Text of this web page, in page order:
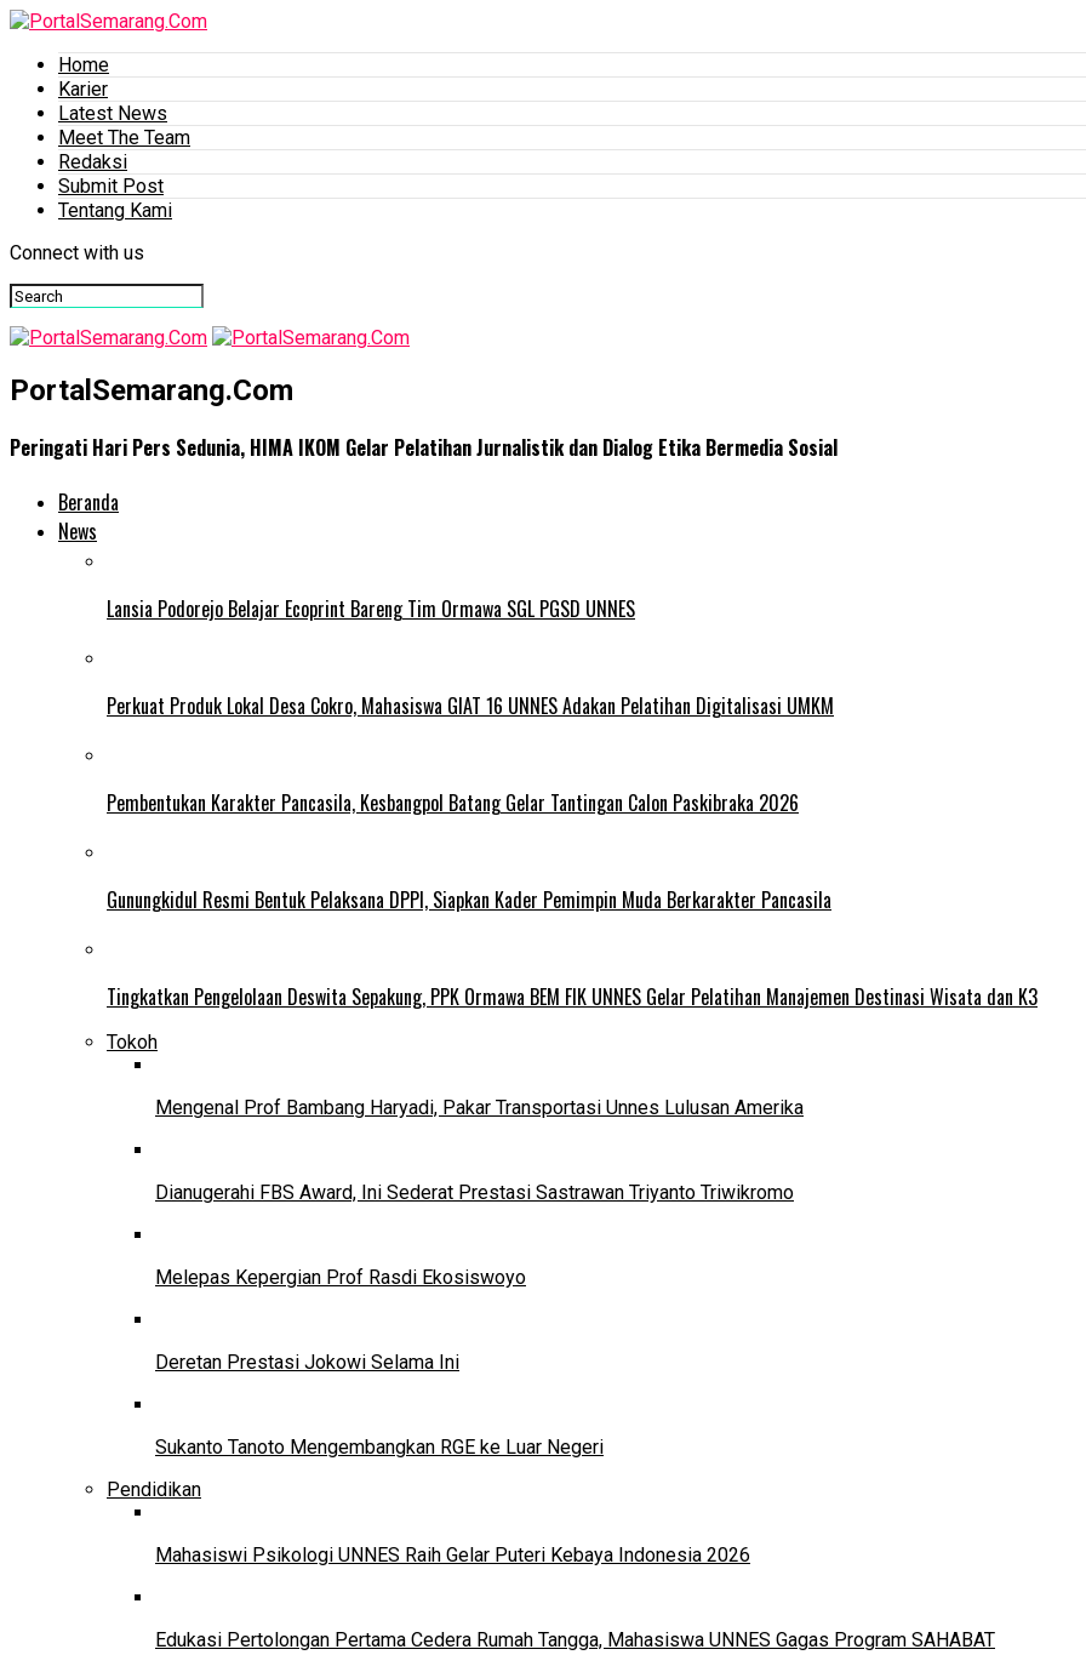
Home
Karier
Latest News
Meet The Team
Redaksi
Submit Post
Tentang Kami
Connect with us
PortalSemarang.Com
Peringati Hari Pers Sedunia, HIMA IKOM Gelar Pelatihan Jurnalistik dan Dialog Etika Bermedia Sosial
Beranda
News
Lansia Podorejo Belajar Ecoprint Bareng Tim Ormawa SGL PGSD UNNES
Perkuat Produk Lokal Desa Cokro, Mahasiswa GIAT 16 UNNES Adakan Pelatihan Digitalisasi UMKM
Pembentukan Karakter Pancasila, Kesbangpol Batang Gelar Tantingan Calon Paskibraka 2026
Gunungkidul Resmi Bentuk Pelaksana DPPI, Siapkan Kader Pemimpin Muda Berkarakter Pancasila
Tingkatkan Pengelolaan Deswita Sepakung, PPK Ormawa BEM FIK UNNES Gelar Pelatihan Manajemen Destinasi Wisata dan K3
Tokoh
Mengenal Prof Bambang Haryadi, Pakar Transportasi Unnes Lulusan Amerika
Dianugerahi FBS Award, Ini Sederat Prestasi Sastrawan Triyanto Triwikromo
Melepas Kepergian Prof Rasdi Ekosiswoyo
Deretan Prestasi Jokowi Selama Ini
Sukanto Tanoto Mengembangkan RGE ke Luar Negeri
Pendidikan
Mahasiswi Psikologi UNNES Raih Gelar Puteri Kebaya Indonesia 2026
Edukasi Pertolongan Pertama Cedera Rumah Tangga, Mahasiswa UNNES Gagas Program SAHABAT